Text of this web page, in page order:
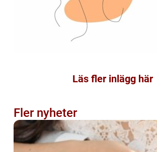
Läs fler inlägg här
Fler nyheter